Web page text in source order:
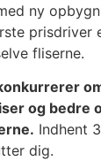
ny
prisdriver
fliserne.
og bedre
Indhent
dig.